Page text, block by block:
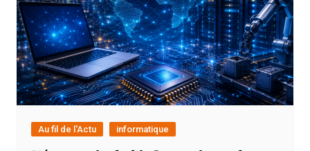
Au fil de l'Actu informatique